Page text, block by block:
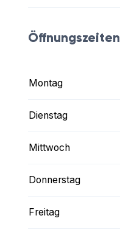
Öffnungszeiten
Montag
Dienstag
Mittwoch
Donnerstag
Freitag